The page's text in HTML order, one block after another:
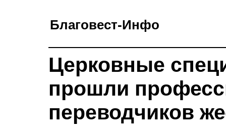
Благовест-Инфо
Церковные
прошли
переводчиков